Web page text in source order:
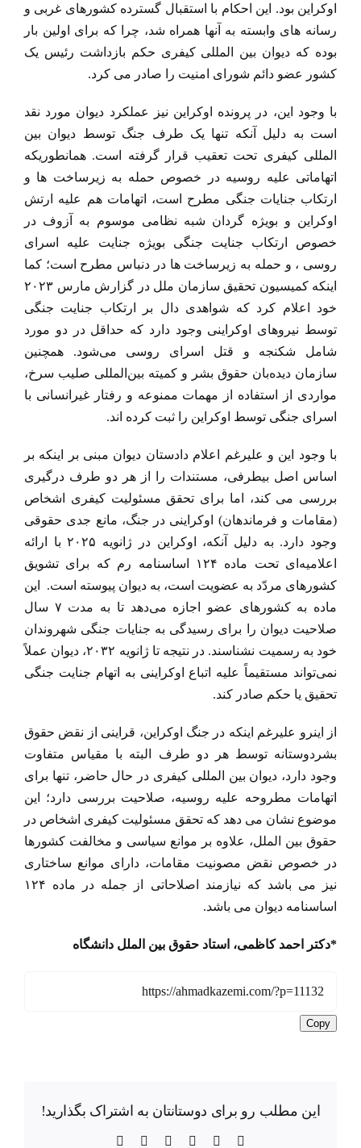
اوکراین بود. این احکام با استقبال گسترده کشورهای غربی و
رسانه های وابسته به آنها همراه شد، چرا که برای اولین بار
بوده که دیوان بین المللی کیفری حکم بازداشت رئیس یک
کشور عضو دائم شورای امنیت را صادر می کرد.
با وجود این، در پرونده اوکراین نیز عملکرد دیوان مورد نقد
است به دلیل آنکه تنها یک طرف جنگ توسط دیوان بین
المللی کیفری تحت تعقیب قرار گرفته است. همانطوریکه
اتهاماتی علیه روسیه در خصوص حمله به زیرساخت ها و
ارتکاب جنایات جنگی مطرح است، اتهامات هم علیه ارتش
اوکراین و بویژه گردان شبه نظامی موسوم به آزوف در
خصوص ارتکاب جنایت جنگی بویژه جنایت علیه اسرای
روسی ، و حمله به زیرساخت ها در دنباس مطرح است؛ کما
اینکه کمیسیون تحقیق سازمان ملل در گزارش مارس ۲۰۲۳
خود اعلام کرد که شواهدی دال بر ارتکاب جنایت جنگی
توسط نیروهای اوکراینی وجود دارد که حداقل در دو مورد
شامل شکنجه و قتل اسرای روسی می‌شود. همچنین
سازمان دیده‌بان حقوق بشر و کمیته بین‌المللی صلیب سرخ،
مواردی از استفاده از مهمات ممنوعه و رفتار غیرانسانی با
اسرای جنگی توسط اوکراین را ثبت کرده اند.
با وجود این و علیرغم اعلام دادستان دیوان مبنی بر اینکه بر
اساس اصل بیطرفی، مستندات را از هر دو طرف درگیری
بررسی می کند، اما برای تحقق مسئولیت کیفری اشخاص
(مقامات و فرماندهان) اوکراینی در جنگ، مانع جدی حقوقی
وجود دارد. به دلیل آنکه، اوکراین در ژانویه ۲۰۲۵ با ارائه
اعلامیه‌ای تحت ماده ۱۲۴ اساسنامه رم که برای تشویق
کشورهای مردّد به عضویت است، به دیوان پیوسته است. این
ماده به کشورهای عضو اجازه می‌دهد تا به مدت ۷ سال
صلاحیت دیوان را برای رسیدگی به جنایات جنگی شهروندان
خود به رسمیت نشناسند. در نتیجه تا ژانویه ۲۰۳۲، دیوان عملاً
نمی‌تواند مستقیماً علیه اتباع اوکراینی به اتهام جنایت جنگی
تحقیق یا حکم صادر کند.
از اینرو علیرغم اینکه در جنگ اوکراین، قراینی از نقض حقوق
بشردوستانه توسط هر دو طرف البته با مقیاس متفاوت
وجود دارد، دیوان بین المللی کیفری در حال حاضر، تنها برای
اتهامات مطروحه علیه روسیه، صلاحیت بررسی دارد؛ این
موضوع نشان می دهد که تحقق مسئولیت کیفری اشخاص در
حقوق بین الملل، علاوه بر موانع سیاسی و مخالفت کشورها
در خصوص نقض مصونیت مقامات، دارای موانع ساختاری
نیز می باشد که نیازمند اصلاحاتی از جمله در ماده ۱۲۴
اساسنامه دیوان می باشد.
*دکتر احمد کاظمی، استاد حقوق بین الملل دانشگاه
Copy
این مطلب رو برای دوستانتان به اشتراک بگذارید!
Facebook
LinkedIn
WhatsApp
Telegram